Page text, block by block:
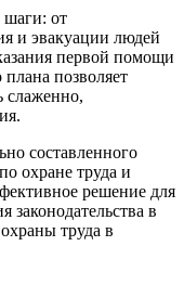
шаги: от
и эвакуации людей
первой помощи
позволяет
слаженно,
составленного
охране труда и
решение для
законодательства в
труда в